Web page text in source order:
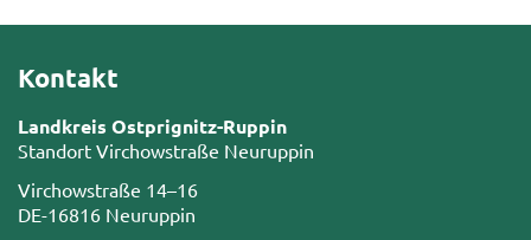
Kontakt
Landkreis Ostprignitz-Ruppin
Standort Virchowstraße Neuruppin
Virchowstraße 14–16
DE-16816 Neuruppin